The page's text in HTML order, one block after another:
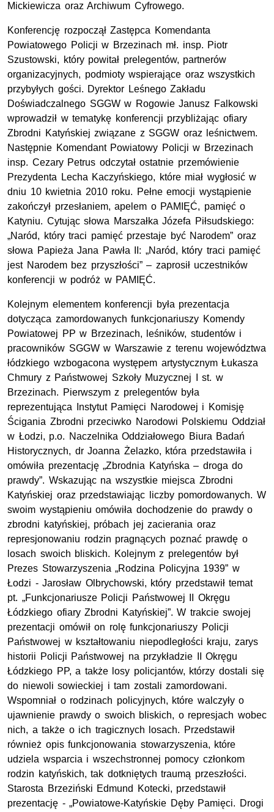
Mickiewicza oraz Archiwum Cyfrowego.
Konferencję rozpoczął Zastępca Komendanta
Powiatowego Policji w Brzezinach mł. insp. Piotr
Szustowski, który powitał prelegentów, partnerów
organizacyjnych, podmioty wspierające oraz wszystkich
przybyłych gości. Dyrektor Leśnego Zakładu
Doświadczalnego SGGW w Rogowie Janusz Falkowski
wprowadził w tematykę konferencji przybliżając ofiary
Zbrodni Katyńskiej związane z SGGW oraz leśnictwem.
Następnie Komendant Powiatowy Policji w Brzezinach
insp. Cezary Petrus odczytał ostatnie przemówienie
Prezydenta Lecha Kaczyńskiego, które miał wygłosić w
dniu 10 kwietnia 2010 roku. Pełne emocji wystąpienie
zakończył przesłaniem, apelem o PAMIĘĆ, pamięć o
Katyniu. Cytując słowa Marszałka Józefa Piłsudskiego:
„Naród, który traci pamięć przestaje być Narodem” oraz
słowa Papieża Jana Pawła II: „Naród, który traci pamięć
jest Narodem bez przyszłości” – zaprosił uczestników
konferencji w podróż w PAMIĘĆ.
Kolejnym elementem konferencji była prezentacja
dotycząca zamordowanych funkcjonariuszy Komendy
Powiatowej PP w Brzezinach, leśników, studentów i
pracowników SGGW w Warszawie z terenu województwa
łódzkiego wzbogacona występem artystycznym Łukasza
Chmury z Państwowej Szkoły Muzycznej I st. w
Brzezinach. Pierwszym z prelegentów była
reprezentująca Instytut Pamięci Narodowej i Komisję
Ścigania Zbrodni przeciwko Narodowi Polskiemu Oddział
w Łodzi, p.o. Naczelnika Oddziałowego Biura Badań
Historycznych, dr Joanna Żelazko, która przedstawiła i
omówiła prezentację „Zbrodnia Katyńska – droga do
prawdy”. Wskazując na wszystkie miejsca Zbrodni
Katyńskiej oraz przedstawiając liczby pomordowanych. W
swoim wystąpieniu omówiła dochodzenie do prawdy o
zbrodni katyńskiej, próbach jej zacierania oraz
represjonowaniu rodzin pragnących poznać prawdę o
losach swoich bliskich. Kolejnym z prelegentów był
Prezes Stowarzyszenia „Rodzina Policyjna 1939” w
Łodzi - Jarosław Olbrychowski, który przedstawił temat
pt. „Funkcjonariusze Policji Państwowej II Okręgu
Łódzkiego ofiary Zbrodni Katyńskiej”. W trakcie swojej
prezentacji omówił on rolę funkcjonariuszy Policji
Państwowej w kształtowaniu niepodległości kraju, zarys
historii Policji Państwowej na przykładzie II Okręgu
Łódzkiego PP, a także losy policjantów, którzy dostali się
do niewoli sowieckiej i tam zostali zamordowani.
Wspomniał o rodzinach policyjnych, które walczyły o
ujawnienie prawdy o swoich bliskich, o represjach wobec
nich, a także o ich tragicznych losach. Przedstawił
również opis funkcjonowania stowarzyszenia, które
udziela wsparcia i wszechstronnej pomocy członkom
rodzin katyńskich, tak dotkniętych traumą przeszłości.
Starosta Brzeziński Edmund Kotecki, przedstawił
prezentację - „Powiatowe-Katyńskie Dęby Pamięci. Drogi